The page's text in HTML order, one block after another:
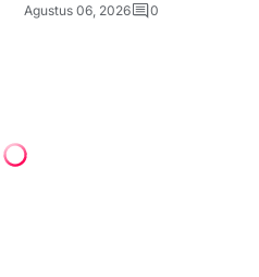
Agustus 06, 2026 0